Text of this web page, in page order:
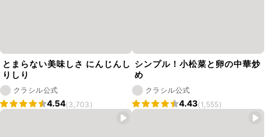
とまらない美味しさ にんじんし
りしり
クラシル公式
4.54(3,703)
シンプル！小松菜と卵の中華炒
め
クラシル公式
4.43(1,555)